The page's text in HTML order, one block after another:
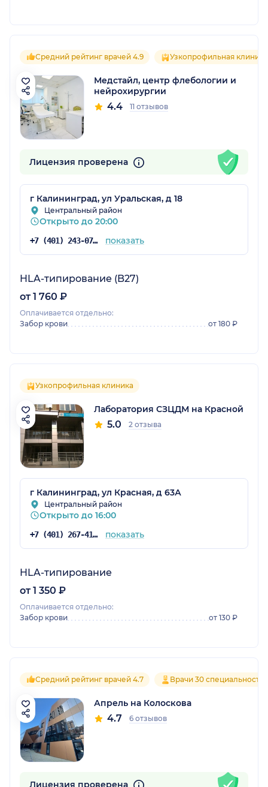
Средний рейтинг врачей 4.9 Узкопрофильная клиника
Медстайл, центр флебологии и
нейрохирургии
4.4 11 отзывов
Лицензия проверена
г Калининград, ул Уральская, д 18
Центральный район
Открыто до 20:00
+7 (401) 243-07-29 показать
HLA-типирование (B27)
от 1 760 ₽
Оплачивается отдельно:
Забор крови
от 180 ₽
Узкопрофильная клиника
Лаборатория СЗЦДМ на Красной
5.0 2 отзыва
г Калининград, ул Красная, д 63А
Центральный район
Открыто до 16:00
+7 (401) 267-41-51 показать
HLA-типирование
от 1 350 ₽
Оплачивается отдельно:
Забор крови
от 130 ₽
Средний рейтинг врачей 4.7 Врачи 30
Апрель на Колоскова
4.7 6 отзывов
Лицензия проверена